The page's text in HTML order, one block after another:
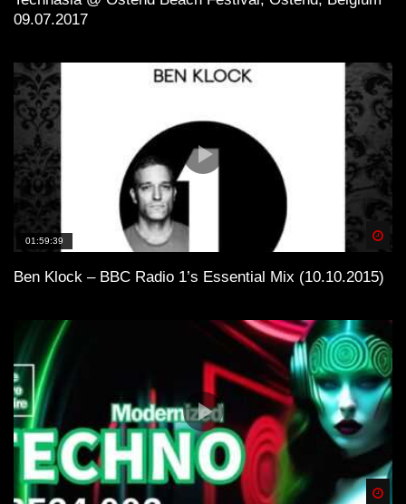
09.07.2017
01:59:39
Ben Klock – BBC Radio 1’s Essential Mix (10.10.2015)